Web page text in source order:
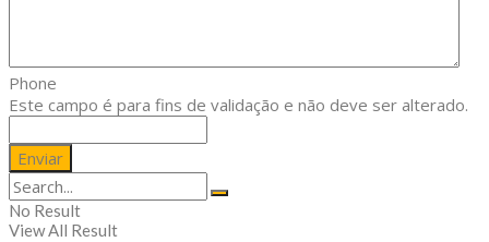
Phone
Este campo é para fins de validação e não deve ser alterado.
No Result
View All Result